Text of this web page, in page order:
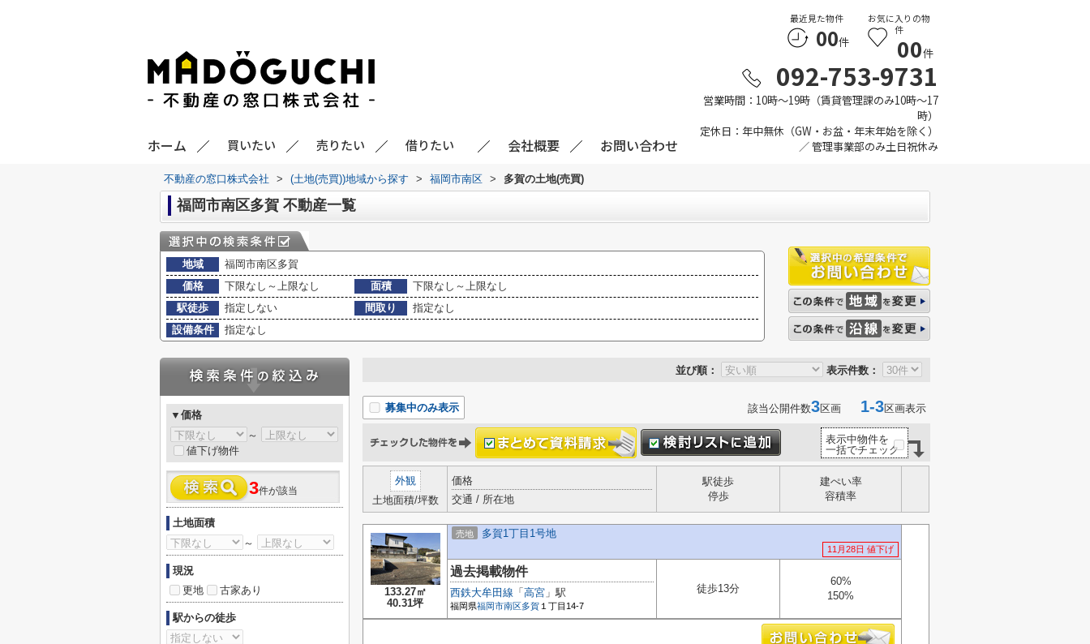
ホーム 買いたい 売りたい 借りたい 会社概要 お問い合わせ
最近見た物件
00件
お気に入りの物
件
00件
092-753-9731
営業時間：10時～19時（賃貸管理課のみ10時～17
時）
定休日：年中無休（GW・お盆・年末年始を除く）
／ 管理事業部のみ土日祝休み
不動産の窓口株式会社 > (土地(売買))地域から探す > 福岡市南区 > 多賀の土地(売買)
福岡市南区多賀 不動産一覧
地域
福岡市南区多賀
価格
下限なし～上限なし 面積
下限なし～上限なし
駅徒歩
指定しない 間取り
指定なし
設備条件
指定なし
並び順： 表示件数：
募集中のみ表示 該当公開件数3区画 1-3区画表示
表示中物件を
一括でチェック
外観
土地面積/坪数
価格
交通 / 所在地
駅徒歩
停歩
建ぺい率
容積率
133.27㎡
40.31坪
売地 多賀1丁目1号地
11月28日 値下げ
過去掲載物件
西鉄大牟田線 「 高宮 」駅
福岡県福岡市南区 多賀 １丁目14-7
徒歩13分
60%
150%
▼価格
～
値下げ物件
3件が該当
土地面積
～
現況
更地
古家あり
駅からの徒歩